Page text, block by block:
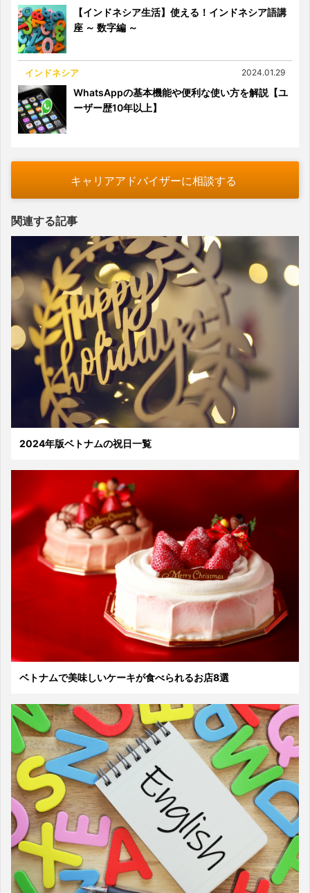
【インドネシア生活】使える！インドネシア語講
座 ～ 数字編 ～
インドネシア 2024.01.29
WhatsAppの基本機能や便利な使い方を解説【ユ
ーザー歴10年以上】
キャリアアドバイザーに相談する
関連する記事
2024年版ベトナムの祝日一覧
ベトナムで美味しいケーキが食べられるお店8選